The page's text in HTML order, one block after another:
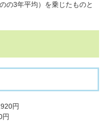
の3年平均）を乗じたものと
円